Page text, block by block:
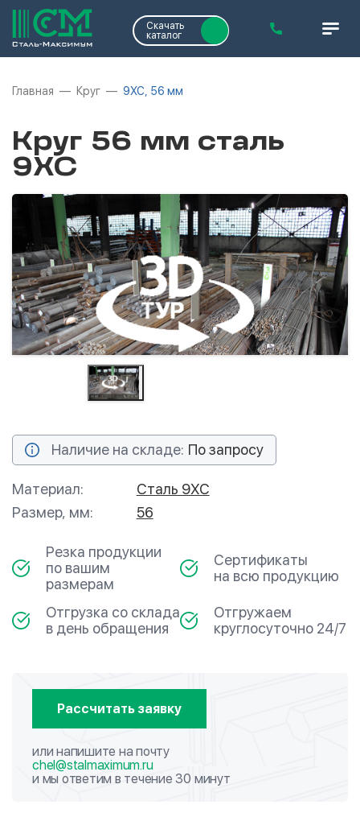
Скачать
каталог
Главная Круг 9ХС, 56 мм
Круг 56 мм сталь
9ХС
Наличие на складе: По запросу
Материал:
Сталь 9ХС
Размер, мм:
56
Резка продукции
по вашим
размерам
Сертификаты
на всю продукцию
Отгрузка со склада
в день обращения
Отгружаем
круглосуточно 24/7
Рассчитать заявку
или напишите на почту
chel@stalmaximum.ru
и мы ответим в течение 30 минут